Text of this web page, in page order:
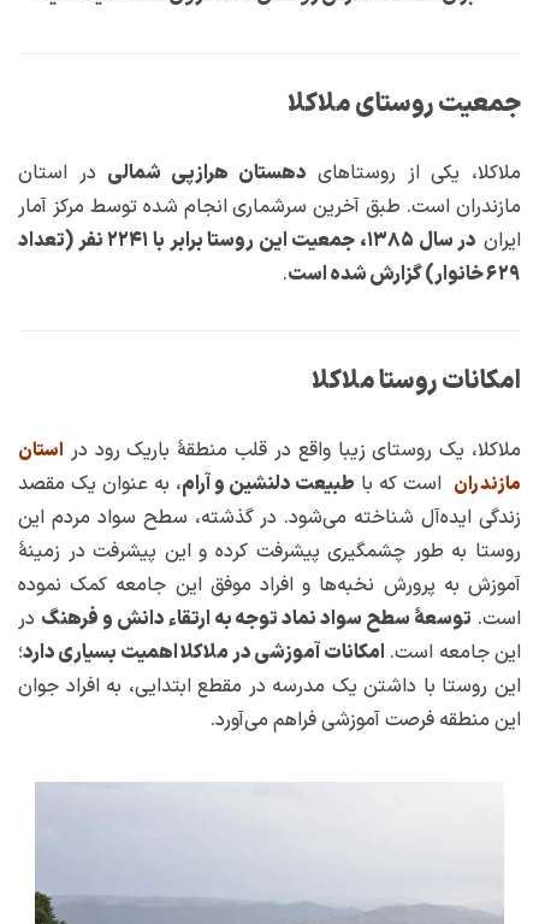
جمعیت روستای ملاکلا
ملاکلا، یکی از روستاهای دهستان هرازپی شمالی در استان
مازندران است. طبق آخرین سرشماری انجام شده توسط مرکز آمار
ایران
در سال ۱۳۸۵، جمعیت این روستا برابر با ۲۲۴۱ نفر (تعداد
۶۲۹ خانوار) گزارش شده است
.
امکانات روستا ملاکلا
ملاکلا، یک روستای زیبا واقع در قلب منطقهٔ باریک رود در استان
مازندران است که با طبیعت دلنشین و آرام، به عنوان یک مقصد
زندگی ایده‌آل شناخته می‌شود. در گذشته، سطح سواد مردم این
روستا به طور چشمگیری پیشرفت کرده و این پیشرفت در زمینهٔ
آموزش به پرورش نخبه‌ها و افراد موفق این جامعه کمک نموده
است. توسعهٔ سطح سواد نماد توجه به ارتقاء دانش و فرهنگ در
این جامعه است. امکانات آموزشی در ملاکلا اهمیت بسیاری دارد؛
این روستا با داشتن یک مدرسه در مقطع ابتدایی، به افراد جوان
این منطقه فرصت آموزشی فراهم می‌آورد.